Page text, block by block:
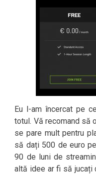
Eu l-am încercat pe
totul. Vă recomand să
se pare mult pentru
să dați 500 de euro
90 de luni de
altă idee ar fi să jucați